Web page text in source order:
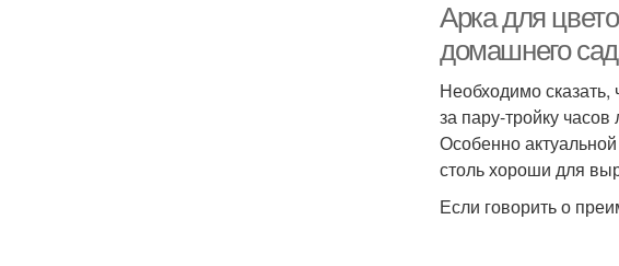
Арка для
домашнего
Необходимо
за пару-тройку
Особенно
столь хороши для
Если говорить о